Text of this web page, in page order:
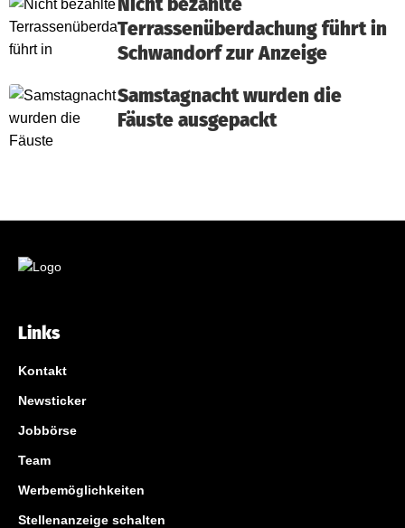
Nicht bezahlte
Terrassenüberdachung führt in
Schwandorf zur Anzeige
Samstagnacht wurden die
Fäuste ausgepackt
Links
Kontakt
Newsticker
Jobbörse
Team
Werbemöglichkeiten
Stellenanzeige schalten